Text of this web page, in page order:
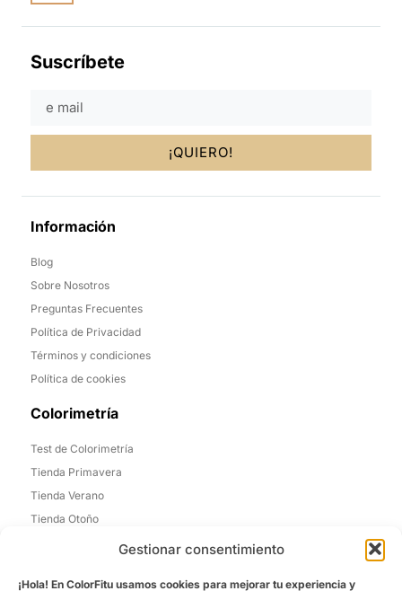
Gestionar consentimiento
¡Hola! En ColorFitu usamos cookies para mejorar tu experiencia y
Suscríbete
¡QUIERO!
Información
Blog
Sobre Nosotros
Preguntas Frecuentes
Política de Privacidad
Términos y condiciones
Política de cookies
Colorimetría
Test de Colorimetría
Tienda Primavera
Tienda Verano
Tienda Otoño
Informacion de Contacto